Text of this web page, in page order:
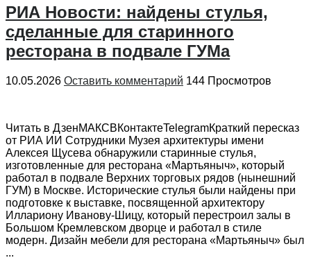
РИА Новости: найдены стулья,
сделанные для старинного
ресторана в подвале ГУМа
10.05.2026 Оставить комментарий 144 Просмотров
Читать в ДзенМАКСВКонтактеTelegramКраткий пересказ
от РИА ИИ Сотрудники Музея архитектуры имени
Алексея Щусева обнаружили старинные стулья,
изготовленные для ресторана «Мартьяныч», который
работал в подвале Верхних торговых рядов (нынешний
ГУМ) в Москве. Исторические стулья были найдены при
подготовке к выставке, посвященной архитектору
Иллариону Иванову-Шицу, который перестроил залы в
Большом Кремлевском дворце и работал в стиле
модерн. Дизайн мебели для ресторана «Мартьяныч» был
...